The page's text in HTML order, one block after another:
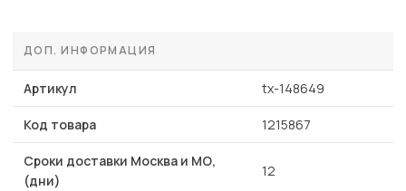
ДОП. ИНФОРМАЦИЯ
Артикул tx-148649
Код товара 1215867
Сроки доставки Москва и МО,
(дни)
12